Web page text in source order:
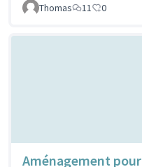
Thomas 11 0
Aménagement pour